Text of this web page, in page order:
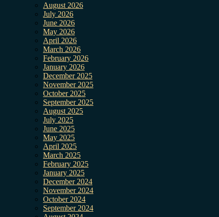
August 2026
July 2026
June 2026
May 2026
April 2026
March 2026
February 2026
January 2026
December 2025
November 2025
October 2025
September 2025
August 2025
July 2025
June 2025
May 2025
April 2025
March 2025
February 2025
January 2025
December 2024
November 2024
October 2024
September 2024